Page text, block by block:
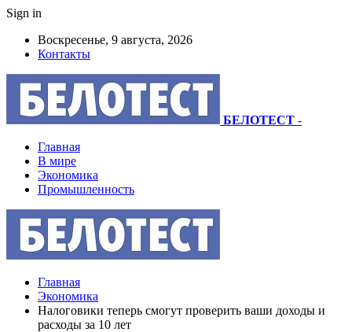
Sign in
Воскресенье, 9 августа, 2026
Контакты
БЕЛОТЕСТ -
Главная
В мире
Экономика
Промышленность
Главная
Экономика
Налоговики теперь смогут проверить ваши доходы и
расходы за 10 лет